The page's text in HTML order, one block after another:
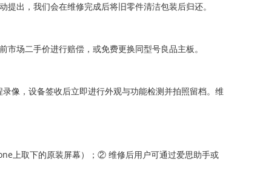
出，我们会在维修完成后将旧零件清洁包装后归还。
场二手价进行赔偿，或免费更换同型号良品主板。
像，设备签收后立即进行外观与功能检测并拍照留档。维
上取下的原装屏幕）；② 维修后用户可通过爱思助手或